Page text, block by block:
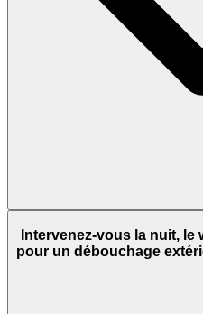
Intervenez-vous la nuit,
pour un débouchage